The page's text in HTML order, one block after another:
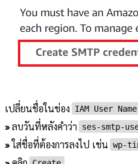
เปลี่ยนชื่อในช่อง IAM User
»ลบวันที่หลังคำว่า ses-smtp-
»ใส่ชื่อที่ต้องการลงไป เช่น wp-